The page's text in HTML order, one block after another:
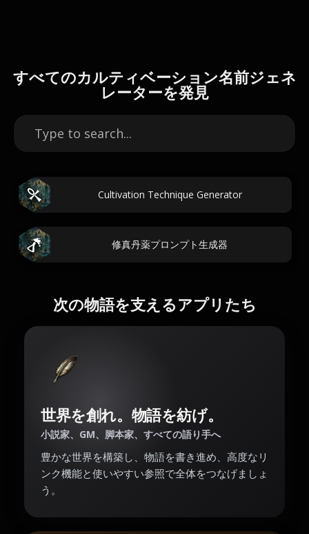
すべてのカルティベーション名前ジェネ
レーターを発見
Cultivation Technique Generator
修真丹薬プロンプト生成器
次の物語を支えるアプリたち
世界を創れ。物語を紡げ。
小説家、GM、脚本家、すべての語り手へ
豊かな世界を構築し、物語を書き進め、高度なリ
ンク機能と使いやすい参照で全体をつなげましょ
う。